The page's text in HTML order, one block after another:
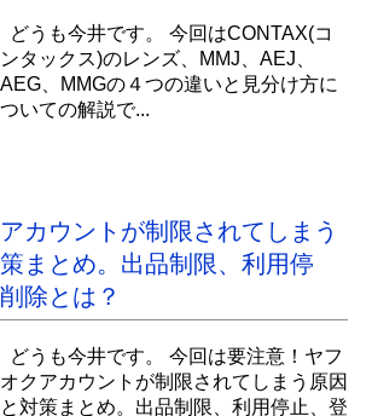
どうも今井です。 今回はCONTAX(コ
ンタックス)のレンズ、MMJ、AEJ、
AEG、MMGの４つの違いと見分け方に
ついての解説で...
カウントが制限されてしまう
まとめ。出品制限、利用停
除とは？
どうも今井です。 今回は要注意！ヤフ
オクアカウントが制限されてしまう原因
と対策まとめ。出品制限、利用停止、登